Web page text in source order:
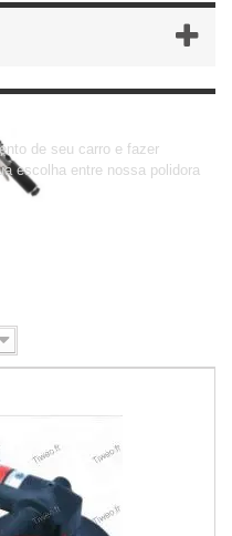
de seu carro e fazer
escolha entre nossa polidora